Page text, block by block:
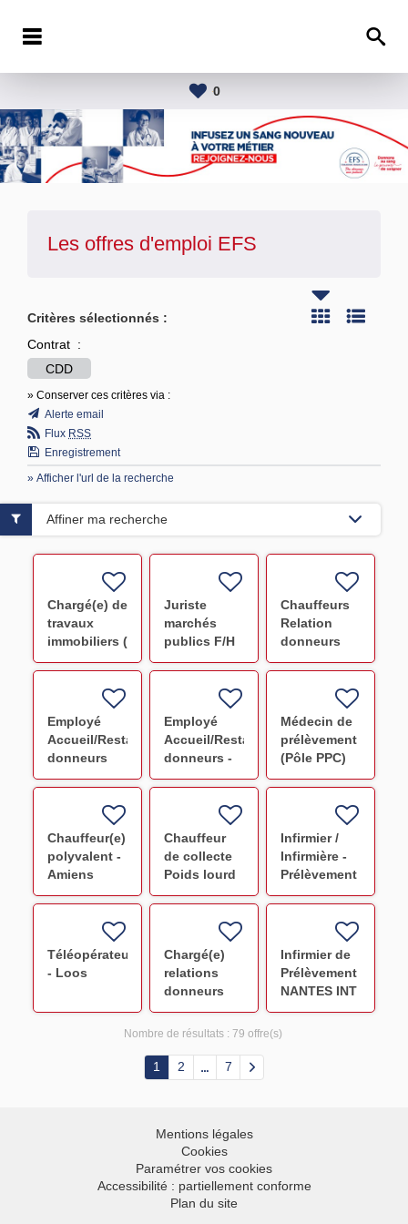
0
Les offres d'emploi EFS
Critères sélectionnés :
Contrat :
CDD
» Conserver ces critères via :
Alerte email
Flux RSS
Enregistrement
» Afficher l'url de la recherche
Chargé(e) de
travaux
immobiliers (
Ivry Siège )
Juriste
marchés
publics F/H
Chauffeurs
Relation
donneurs
(Versailles)
Employé
Accueil/Restauration
donneurs
(Créteil) F/H
Employé
Accueil/Restauration
donneurs -
(Ivry) F/H
Médecin de
prélèvement
(Pôle PPC)
F/H
Chauffeur(e)
polyvalent -
Amiens
Chauffeur
de collecte
Poids lourd
ORLEANS
Infirmier /
Infirmière -
Prélèvement
Orléans INT
Téléopérateur(trice)
- Loos
Chargé(e)
relations
donneurs
polyvalent -
Saint
Infirmier de
Prélèvement
NANTES INT
F/H
Affiner ma recherche
Nombre de résultats : 79 offre(s)
1 2 7
Mentions légales
Cookies
Paramétrer vos cookies
Accessibilité : partiellement conforme
Plan du site